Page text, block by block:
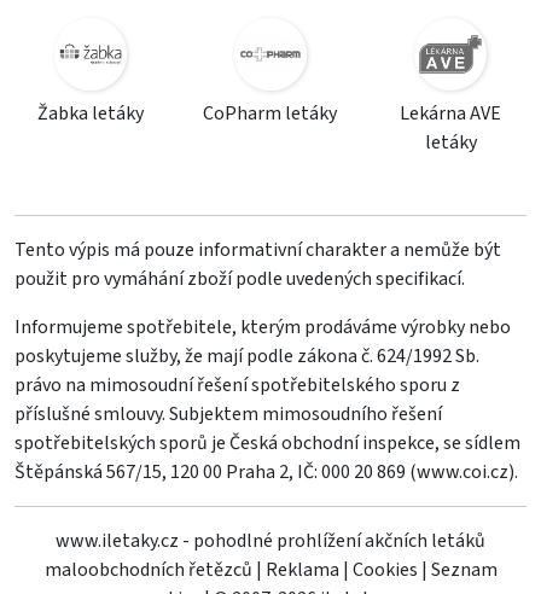
Žabka letáky CoPharm letáky
Lekárna AVE
letáky
Tento výpis má pouze informativní charakter a nemůže být
použit pro vymáhání zboží podle uvedených specifikací.
Informujeme spotřebitele, kterým prodáváme výrobky nebo
poskytujeme služby, že mají podle zákona č. 624/1992 Sb.
právo na mimosoudní řešení spotřebitelského sporu z
příslušné smlouvy. Subjektem mimosoudního řešení
spotřebitelských sporů je Česká obchodní inspekce, se sídlem
Štěpánská 567/15, 120 00 Praha 2, IČ: 000 20 869 (www.coi.cz).
www.iletaky.cz - pohodlné prohlížení akčních letáků
maloobchodních řetězců | Reklama | Cookies | Seznam